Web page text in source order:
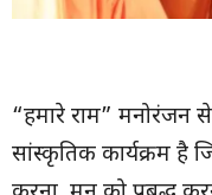
“हमारे राम”
सांस्कृतिक कार्यक्रम है